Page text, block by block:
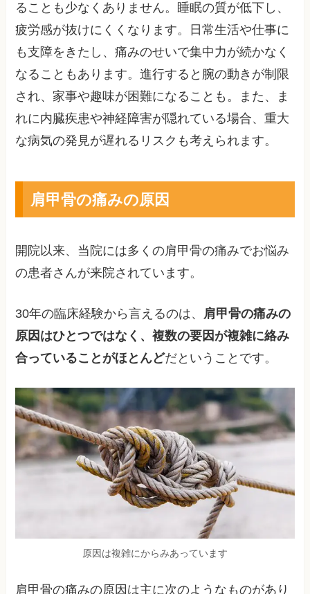
ることも少なくありません。睡眠の質が低下し、
疲労感が抜けにくくなります。日常生活や仕事に
も支障をきたし、痛みのせいで集中力が続かなく
なることもあります。進行すると腕の動きが制限
され、家事や趣味が困難になることも。また、ま
れに内臓疾患や神経障害が隠れている場合、重大
な病気の発見が遅れるリスクも考えられます。
肩甲骨の痛みの原因
開院以来、当院には多くの肩甲骨の痛みでお悩み
の患者さんが来院されています。
30年の臨床経験から言えるのは、 肩甲骨の痛みの
原因はひとつではなく、複数の要因が複雑に絡み
合っていることがほとんどだということです。
原因は複雑にからみあっています
肩甲骨の痛みの原因は主に次のようなものがあり